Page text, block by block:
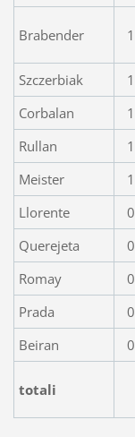
Brabender 1
Szczerbiak
1
Corbalan
1
Rullan
1
Meister
1
Llorente
0
Querejeta
0
Romay
0
Prada
0
Beiran
0
totali